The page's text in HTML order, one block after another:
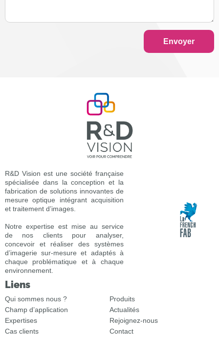
Envoyer
R&D Vision est une société française
spécialisée dans la conception et la
fabrication de solutions innovantes de
mesure optique intégrant acquisition
et traitement d’images.
Notre expertise est mise au service
de nos clients pour analyser,
concevoir et réaliser des systèmes
d’imagerie sur-mesure et adaptés à
chaque problématique et à chaque
environnement.
Liens
Qui sommes nous ?
Champ d’application
Expertises
Cas clients
Produits
Actualités
Rejoignez-nous
Contact